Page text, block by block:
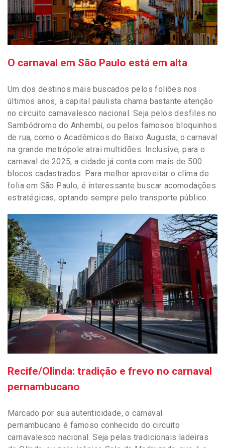
O carnaval em São Paulo está em alta
Um dos destinos mais buscados pelos foliões nos
últimos anos, a capital paulista chama bastante atenção
no circuito carnavalesco nacional. Seja pelos desfiles no
Sambódromo do Anhembi, ou pelos famosos bloquinhos
de rua, como o Acadêmicos do Baixo Augusta, o carnaval
na grande metrópole atrai multidões. Inclusive, para o
carnaval de 2025, a cidade já conta com mais de 500
blocos cadastrados. Para melhor aproveitar o clima de
folia em São Paulo, é interessante buscar acomodações
estratégicas, optando sempre pelo transporte público.
Recife/Olinda: tradição e frevo no carnaval
pernambucano
Marcado por sua autenticidade, o carnaval
pernambucano é famoso conhecido do circuito
carnavalesco nacional. Seja pelas tradicionais ladeiras